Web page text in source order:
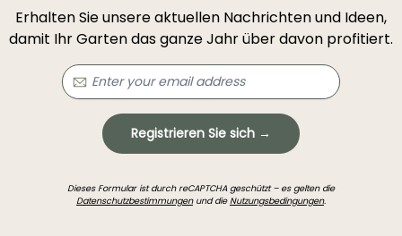
Erhalten Sie unsere aktuellen Nachrichten und Ideen,
damit Ihr Garten das ganze Jahr über davon profitiert.
Registrieren Sie sich →
Dieses Formular ist durch reCAPTCHA geschützt – es gelten die
Datenschutzbestimmungenund dieNutzungsbedingungen.